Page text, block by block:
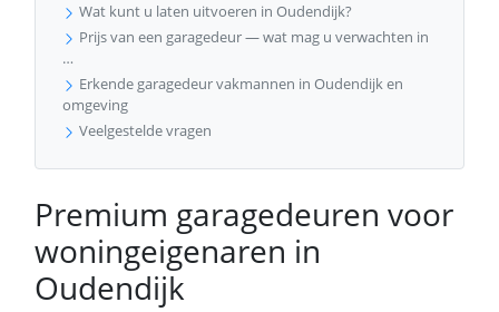
Wat kunt u laten uitvoeren in Oudendijk?
Prijs van een garagedeur — wat mag u verwachten in
…
Erkende garagedeur vakmannen in Oudendijk en
omgeving
Veelgestelde vragen
Premium garagedeuren voor
woningeigenaren in
Oudendijk